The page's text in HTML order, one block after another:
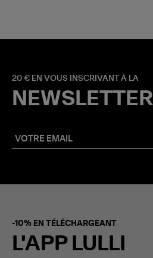
20 € EN VOUS INSCRIVANT À LA
NEWSLETTER
-10% EN TÉLÉCHARGEANT
L'APP LULLI